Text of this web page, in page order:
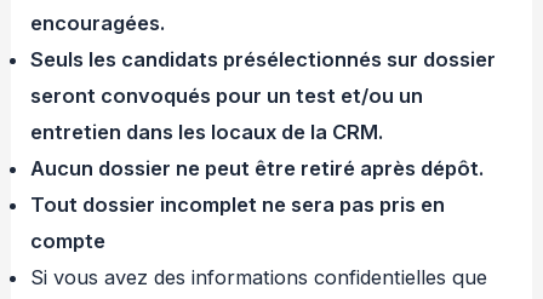
encouragées.
Seuls les candidats présélectionnés sur dossier
seront convoqués pour un test et/ou un
entretien dans les locaux de la CRM.
Aucun dossier ne peut être retiré après dépôt.
Tout dossier incomplet ne sera pas pris en
compte
Si vous avez des informations confidentielles que